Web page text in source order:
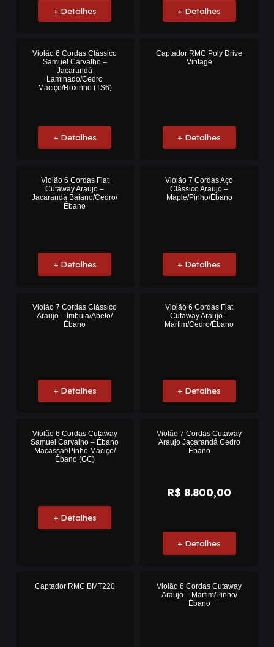
+ Detalhes + Detalhes
Violão 6 Cordas Clássico
Samuel Carvalho –
Jacarandá
Laminado/Cedro
Maciço/Roxinho (TS6)
+ Detalhes
Captador RMC Poly Drive
Vintage
+ Detalhes
Violão 6 Cordas Flat
Cutaway Araujo –
Jacarandá Baiano/Cedro/
Ébano
+ Detalhes
Violão 7 Cordas Aço
Clássico Araujo –
Maple/Pinho/Ébano
+ Detalhes
Violão 7 Cordas Clássico
Araujo – Imbuia/Abeto/
Ébano
+ Detalhes
Violão 6 Cordas Flat
Cutaway Araujo –
Marfim/Cedro/Ébano
+ Detalhes
Violão 6 Cordas Cutaway
Samuel Carvalho – Ébano
Macassar/Pinho Maciço/
Ébano (GC)
+ Detalhes
Violão 7 Cordas Cutaway
Araujo Jacarandá Cedro
Ébano
R$ 8.800,00
+ Detalhes
Captador RMC BMT220
Violão 6 Cordas Cutaway
Araujo – Marfim/Pinho/
Ébano